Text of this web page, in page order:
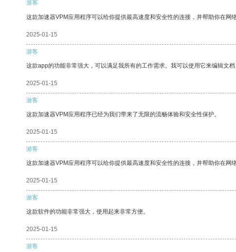
游客
这款加速器VPM应用程序可以给你提供最高速度和安全性的连接，并帮助你在网
2025-01-15
游客
这款app的功能非常强大，可以满足我所有的工作需求。我可以使用它来编辑文档
2025-01-15
游客
这款加速器VPM应用程序已经为我们带来了无限的流畅体验和安全性保护。
2025-01-15
游客
这款加速器VPM应用程序可以给你提供最高速度和安全性的连接，并帮助你在网
2025-01-15
游客
这款软件的功能非常强大，使用起来非常方便。
2025-01-15
游客